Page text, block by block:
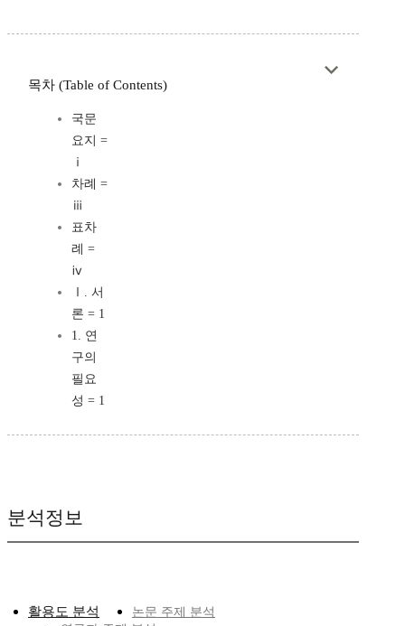
목차 (Table of Contents)
국문
요지 =
ⅰ
차례 =
ⅲ
표차
례 =
ⅳ
Ⅰ. 서
론 = 1
1. 연
구의
필요
성 = 1
분석정보
활용도 분석
논문 주제 분석